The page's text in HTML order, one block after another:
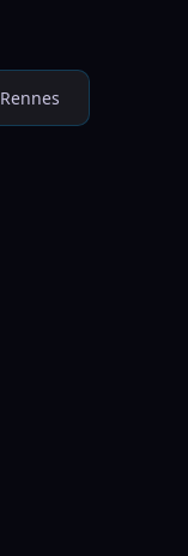
Rennes